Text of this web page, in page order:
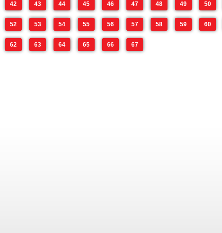
42 43 44 45 46 47 48 49 50
52 53 54 55 56 57 58 59 60
62 63 64 65 66 67